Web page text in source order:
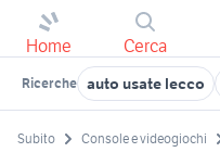
Home Cerca
Ricerche auto usate lecco
Subito Console e videogiochi